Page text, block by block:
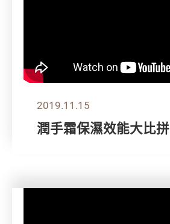
2019.11.15
潤手霜保濕效能大比拼